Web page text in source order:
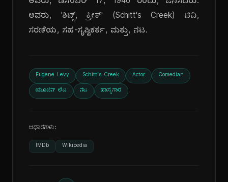
ಅವರು, 'ಶಿಟ್ಸ್, ಕ್ರೀಕ್' (Schitt's Creek) ಟಿವಿ,
ಸರಣಿಯ, ಸಹ-ಸೃಷ್ಟಿಕರ್ತ, ಮತ್ತು, ನಟ.
Eugene Levy Schitt's Creek Actor Comedian
ಯೂಜಿನ್ ಲೆವಿ ನಟ ಹಾಸ್ಯಗಾರ
ಆಧಾರಗಳು:
IMDb Wikipedia